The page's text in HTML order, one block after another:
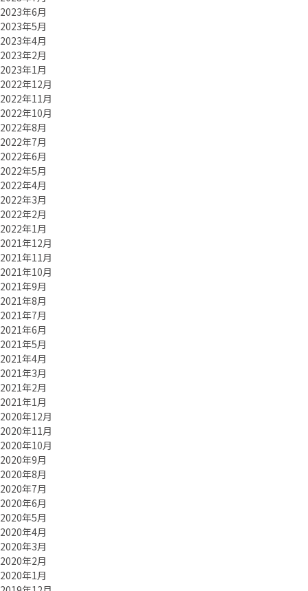
2023年6月
2023年5月
2023年4月
2023年2月
2023年1月
2022年12月
2022年11月
2022年10月
2022年8月
2022年7月
2022年6月
2022年5月
2022年4月
2022年3月
2022年2月
2022年1月
2021年12月
2021年11月
2021年10月
2021年9月
2021年8月
2021年7月
2021年6月
2021年5月
2021年4月
2021年3月
2021年2月
2021年1月
2020年12月
2020年11月
2020年10月
2020年9月
2020年8月
2020年7月
2020年6月
2020年5月
2020年4月
2020年3月
2020年2月
2020年1月